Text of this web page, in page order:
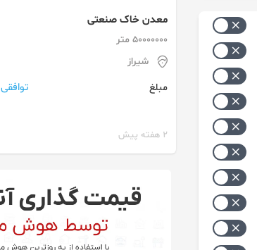
معدن خاک صنعتی
50000000 متر
شیراز
مبلغ
توافقی
2 هفته پیش